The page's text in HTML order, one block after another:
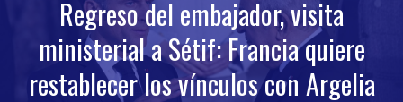
Regreso del embajador, visita
ministerial a Sétif: Francia quiere
restablecer los vínculos con Argelia